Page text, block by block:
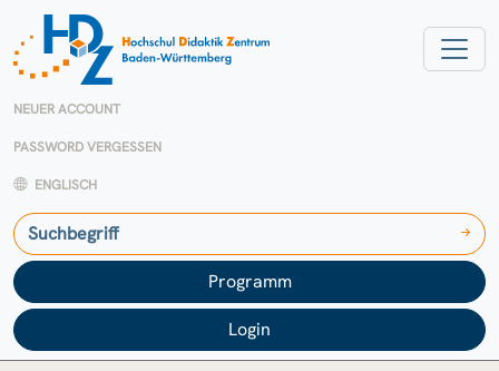
NEUER ACCOUNT
PASSWORD VERGESSEN
ENGLISCH
Programm
Login